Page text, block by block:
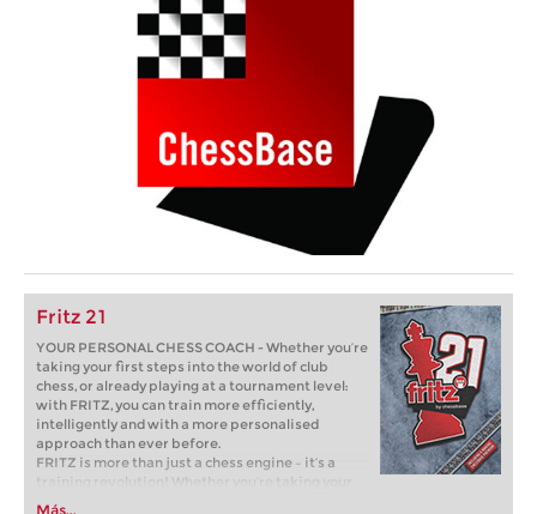
Fritz 21
YOUR PERSONAL CHESS COACH - Whether you’re
taking your first steps into the world of club
chess, or already playing at a tournament level:
with FRITZ, you can train more efficiently,
intelligently and with a more personalised
approach than ever before.
FRITZ is more than just a chess engine – it’s a
training revolution! Whether you’re taking your
first steps into the world of club chess, or already
Más...